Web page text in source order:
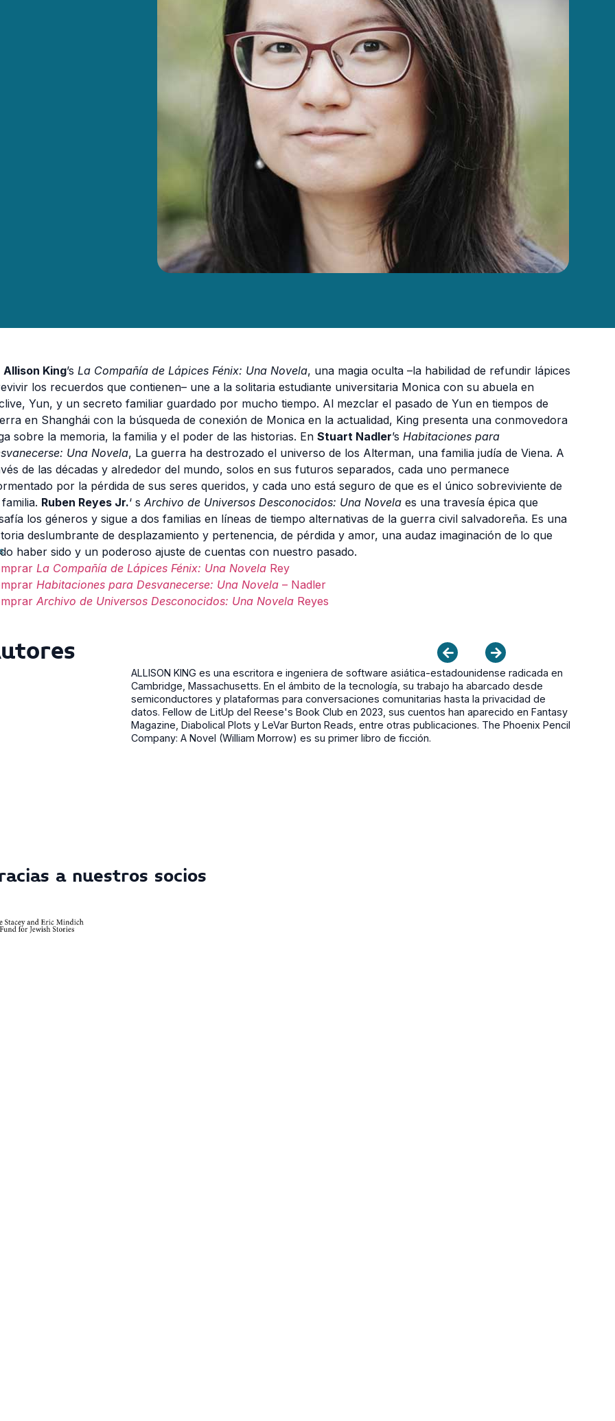
Allison King’s La Compañía de Lápices Fénix: Una Novela, una magia oculta –la habilidad de refundir lápices
los recuerdos que contienen– une a la solitaria estudiante universitaria Monica con su abuela en
Yun, y un secreto familiar guardado por mucho tiempo. Al mezclar el pasado de Yun en tiempos de
en Shanghái con la búsqueda de conexión de Monica en la actualidad, King presenta una conmovedora
sobre la memoria, la familia y el poder de las historias. En Stuart Nadler’s Habitaciones para
Una Novela, La guerra ha destrozado el universo de los Alterman, una familia judía de Viena. A
de las décadas y alrededor del mundo, solos en sus futuros separados, cada uno permanece
por la pérdida de sus seres queridos, y cada uno está seguro de que es el único sobreviviente de
Ruben Reyes Jr.‘ s Archivo de Universos Desconocidos: Una Novela es una travesía épica que
los géneros y sigue a dos familias en líneas de tiempo alternativas de la guerra civil salvadoreña. Es una
deslumbrante de desplazamiento y pertenencia, de pérdida y amor, una audaz imaginación de lo que
haber sido y un poderoso ajuste de cuentas con nuestro pasado.
La Compañía de Lápices Fénix: Una Novela Rey
Habitaciones para Desvanecerse: Una Novela – Nadler
Archivo de Universos Desconocidos: Una Novela Reyes
ALLISON KING es una escritora e ingeniera de software asiática-estadounidense radicada en
Cambridge, Massachusetts. En el ámbito de la tecnología, su trabajo ha abarcado desde
semiconductores y plataformas para conversaciones comunitarias hasta la privacidad de
datos. Fellow de LitUp del Reese's Book Club en 2023, sus cuentos han aparecido en Fantasy
Magazine, Diabolical Plots y LeVar Burton Reads, entre otras publicaciones. The Phoenix Pencil
Company: A Novel (William Morrow) es su primer libro de ficción.
a nuestros socios